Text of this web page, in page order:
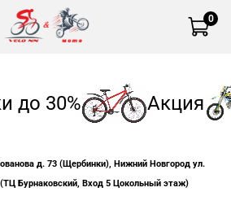
0
до 30% Акция
д. 73 (Щербинки), Нижний Новгород ул.
Бурнаковский, Вход 5 Цокольный этаж)